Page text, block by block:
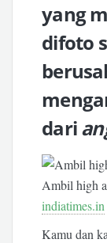
yang
difoto
dari
Ambil high
indiatimes.in
Kamu dan